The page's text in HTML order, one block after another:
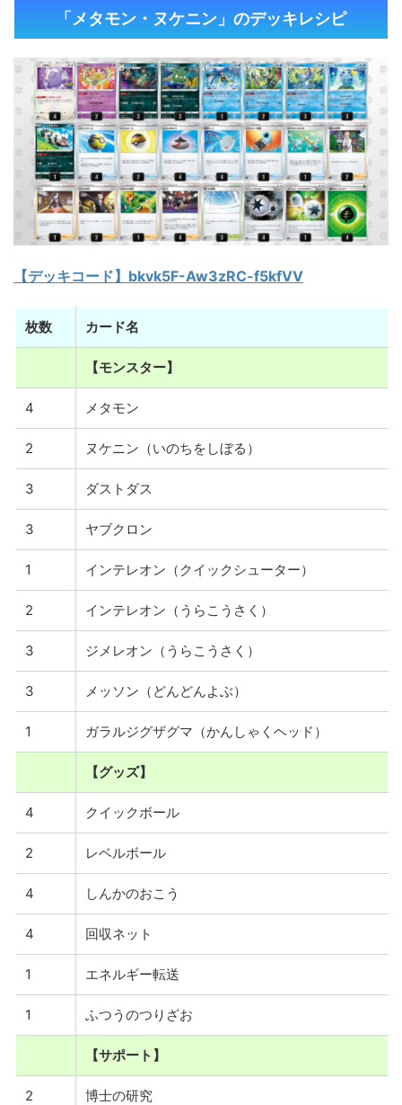
「メタモン・ヌケニン」のデッキレシピ
【デッキコード】bkvk5F-Aw3zRC-f5kfVV
枚数 カード名
【モンスター】
4 メタモン
2 ヌケニン（いのちをしぼる）
3 ダストダス
3 ヤブクロン
1 インテレオン（クイックシューター）
2 インテレオン（うらこうさく）
3 ジメレオン（うらこうさく）
3 メッソン（どんどんよぶ）
1 ガラルジグザグマ（かんしゃくヘッド）
【グッズ】
4 クイックボール
2 レベルボール
4 しんかのおこう
4 回収ネット
1 エネルギー転送
1 ふつうのつりざお
【サポート】
2 博士の研究